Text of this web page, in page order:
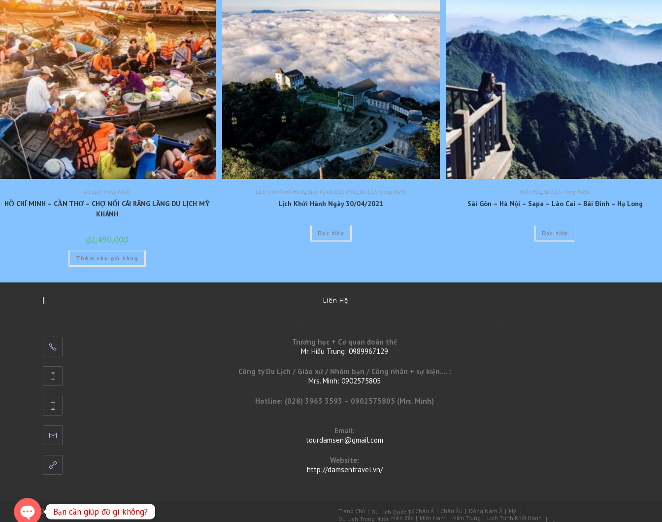
Du Lịch Trong Nước
HỒ CHÍ MINH – CẦN THƠ – CHỢ NỔI CÁI RĂNG LÀNG DU LỊCH MỸ
KHÁNH
₫2,490,000
Thêm vào giỏ hàng
Lịch Trình Khởi Hành, Dịch Vụ Du Lịch Khác, Du Lịch Trong Nước
Lịch Khởi Hành Ngày 30/04/2021
Đọc tiếp
Miền Bắc Du Lịch Trong Nước
Sài Gòn – Hà Nội – Sapa – Lào Cai – Bái Đinh – Hạ Long
Đọc tiếp
Liên Hệ
Trường học + Cơ quan đoàn thể
Mr. Hiếu Trung: 0989967129
in
your
application
Công ty Du Lịch / Giáo xứ / Nhóm bạn / Công nhân + sự kiện.... :
Mrs. Minh: 0902575805
in
application
Hotline: (028) 3963 3593 – 0902575805 (Mrs. Minh)
Email:
tourdamsen@gmail.com
application
Website:
http://damsentravel.vn/
Trang Chủ Du Lịch Quốc Tế Châu Á Châu Âu Đông Nam Á
Mỹ
Du Lịch Trong Nước Miền Bắc Miền Nam Miền Trung
Lịch Trình Khởi Hành
COPYRIGHT 2021 - PHUTHOTOURIST
Bạn cần giúp đỡ gì không?